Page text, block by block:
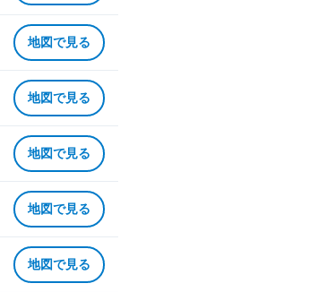
地図で見る
地図で見る
地図で見る
地図で見る
地図で見る